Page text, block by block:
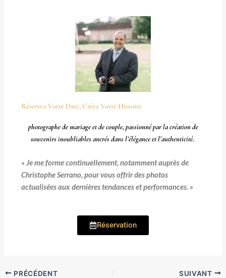
Réservez Votre Date, Créez Votre Histoire
photographe de mariage et de couple, passionné par la création de
souvenirs inoubliables ancrés dans l’élégance et l’authenticité.
« Je me forme continuellement, notamment auprès de
Christophe Serrano, pour vous offrir des photos
actualisées aux dernières tendances et performances. »
Réservation
PRÉCÉDENT SUIVANT